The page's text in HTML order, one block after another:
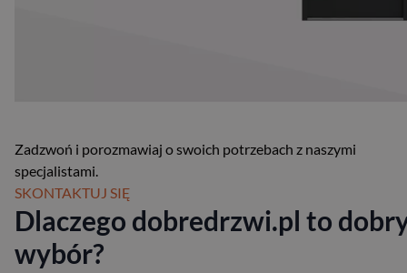
Zadzwoń i porozmawiaj o swoich potrzebach z naszymi
specjalistami.
SKONTAKTUJ SIĘ
Dlaczego dobredrzwi.pl to
wybór?